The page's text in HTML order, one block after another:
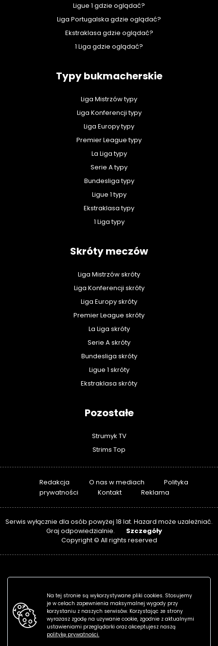
Ligue 1 gdzie oglądać?
Liga Portugalska gdzie oglądać?
Ekstraklasa gdzie oglądać?
1 Liga gdzie oglądać?
Typy bukmacherskie
Liga Mistrzów typy
Liga Konferencji typy
Liga Europy typy
Premier League typy
La Liga typy
Serie A typy
Bundesliga typy
Ligue 1 typy
Ekstraklasa typy
1 Liga typy
Skróty meczów
Liga Mistrzów skróty
Liga Konferencji skróty
Liga Europy skróty
Premier League skróty
La Liga skróty
Serie A skróty
Bundesliga skróty
Ligue 1 skróty
Ekstraklasa skróty
Pozostałe
Strumyk TV
Strims Top
Redakcja O nas w mediach
Polityka
prywatności
Kontakt Reklama
Serwis wyłącznie dla osób powyżej 18 lat. Hazard może uzależniać.
Graj odpowiedzialnie.
Szczegóły
Copyright © All rights reserved
Na tej stronie są wykorzystywane pliki cookies. Stosujemy
je w celach zapewnienia maksymalnej wygody przy
korzystaniu z naszych serwisów. Korzystając ze strony
wyrażasz zgodę na używanie cookie, zgodnie z aktualnymi
ustawieniami przeglądarki oraz akceptujesz naszą
politykę prywatności.